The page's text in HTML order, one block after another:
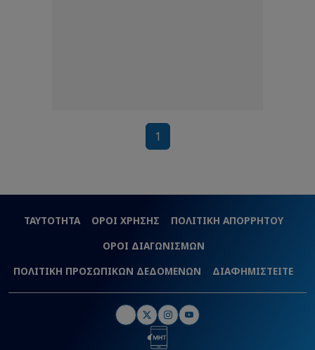
1
ΤΑΥΤΟΤΗΤΑ ΟΡΟΙ ΧΡΗΣΗΣ
ΠΟΛΙΤΙΚΗ ΑΠΟΡΡΗΤΟΥ
ΟΡΟΙ ΔΙΑΓΩΝΙΣΜΩΝ
ΠΟΛΙΤΙΚΗ ΠΡΟΣΩΠΙΚΩΝ ΔΕΔΟΜΕΝΩΝ
ΔΙΑΦΗΜΙΣΤΕΙΤΕ